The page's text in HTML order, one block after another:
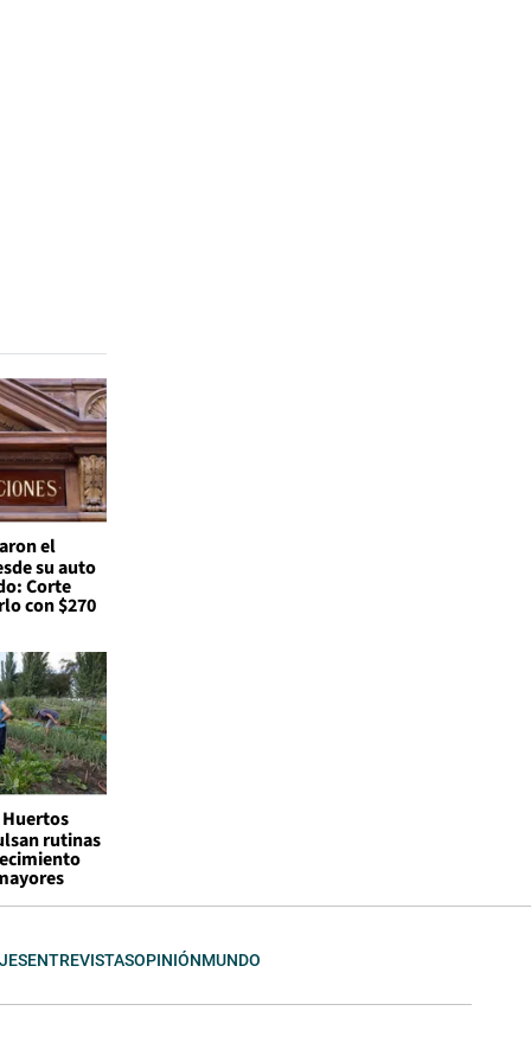
el
su auto
Corte
con $270
Huertos
rutinas
ENTREVISTASOPINIÓNMUNDO